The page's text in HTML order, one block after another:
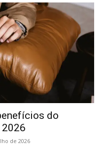
do
2026
de 2026